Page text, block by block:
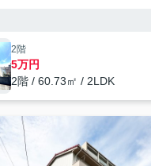
2階
5万円
2階 / 60.73㎡ / 2LDK